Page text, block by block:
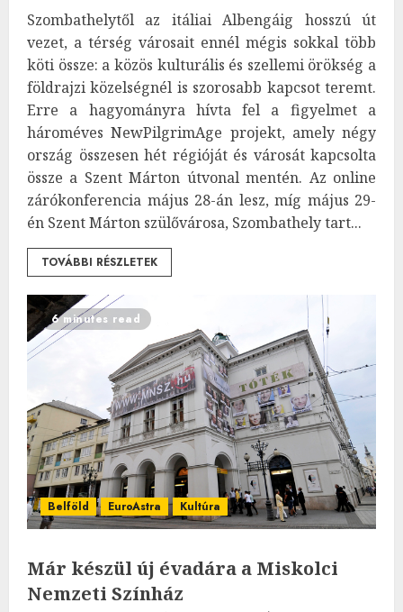
Szombathelytől az itáliai Albengáig hosszú út
vezet, a térség városait ennél mégis sokkal több
köti össze: a közös kulturális és szellemi örökség a
földrajzi közelségnél is szorosabb kapcsot teremt.
Erre a hagyományra hívta fel a figyelmet a
hároméves NewPilgrimAge projekt, amely négy
ország összesen hét régióját és városát kapcsolta
össze a Szent Márton útvonal mentén. Az online
zárókonferencia május 28-án lesz, míg május 29-
én Szent Márton szülővárosa, Szombathely tart...
TOVÁBBI RÉSZLETEK
6 minutes read
Belföld EuroAstra Kultúra
Már készül új évadára a Miskolci
Nemzeti Színház